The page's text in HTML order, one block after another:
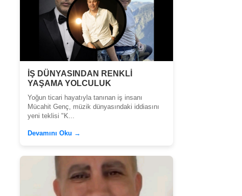
İŞ DÜNYASINDAN RENKLİ
YAŞAMA YOLCULUK
Yoğun ticari hayatıyla tanınan iş insanı
Mücahit Genç, müzik dünyasındaki iddiasını
yeni teklisi "K...
Devamını Oku →